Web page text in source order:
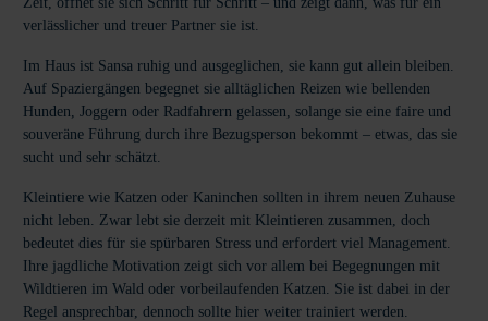
verlässlicher und treuer Partner sie ist.
Im Haus ist Sansa ruhig und ausgeglichen, sie kann gut allein bleiben.
Auf Spaziergängen begegnet sie alltäglichen Reizen wie bellenden
Hunden, Joggern oder Radfahrern gelassen, solange sie eine faire und
souveräne Führung durch ihre Bezugsperson bekommt – etwas, das sie
sucht und sehr schätzt.
Kleintiere wie Katzen oder Kaninchen sollten in ihrem neuen Zuhause
nicht leben. Zwar lebt sie derzeit mit Kleintieren zusammen, doch
bedeutet dies für sie spürbaren Stress und erfordert viel Management.
Ihre jagdliche Motivation zeigt sich vor allem bei Begegnungen mit
Wildtieren im Wald oder vorbeilaufenden Katzen. Sie ist dabei in der
Regel ansprechbar, dennoch sollte hier weiter trainiert werden.